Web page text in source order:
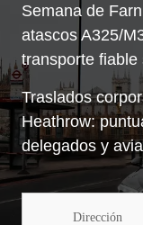
Semana de
atascos A325/
transporte fiable
Traslados
Heathrow:
delegados y
Dirección